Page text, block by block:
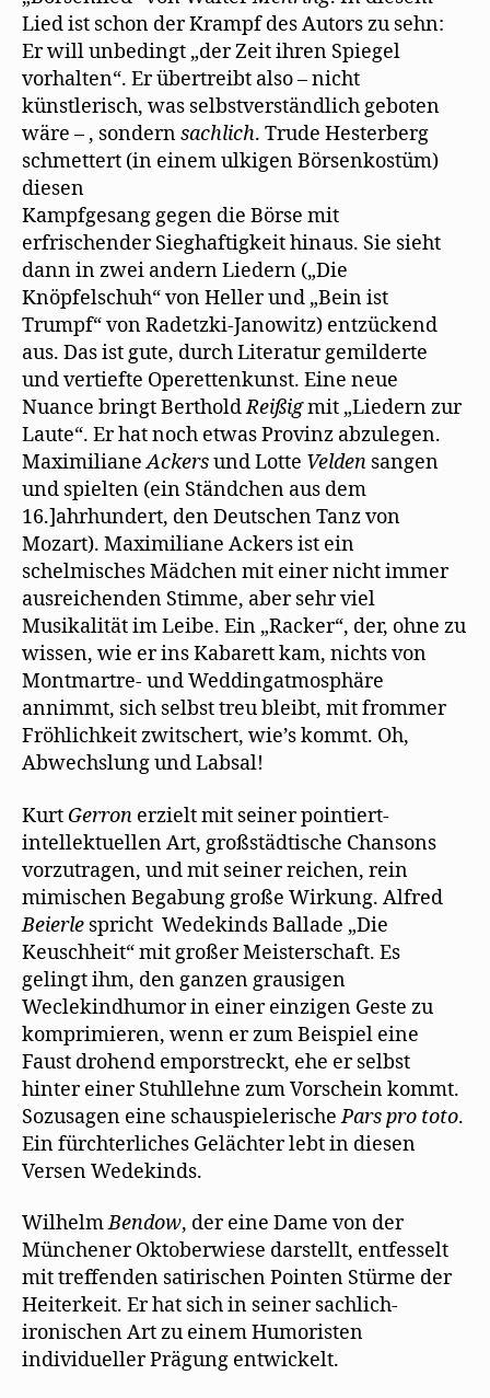
Lied ist schon der Krampf des Autors zu sehn:
Er will unbedingt „der Zeit ihren Spiegel
vorhalten“. Er übertreibt also – nicht
künstlerisch, was selbstverständlich geboten
wäre – , sondernsachlich. Trude Hesterberg
schmettert (in einem ulkigen Börsenkostüm)
diesen
Kampfgesang gegen die Börse mit
erfrischender Sieghaftigkeit hinaus. Sie sieht
dann in zwei andern Liedern („Die
Knöpfelschuh“ von Heller und „Bein ist
Trumpf“ von Radetzki-Janowitz) entzückend
aus. Das ist gute, durch Literatur gemilderte
und vertiefte Operettenkunst. Eine neue
Nuance bringt BertholdReißigmit „Liedern zur
Laute“. Er hat noch etwas Provinz abzulegen.
MaximilianeAckersund Lotte Velden sangen
und spielten (ein Ständchen aus dem
16.]ahrhundert, den Deutschen Tanz von
Mozart). Maximiliane Ackers ist ein
schelmisches Mädchen mit einer nicht immer
ausreichenden Stimme, aber sehr viel
Musikalität im Leibe. Ein „Racker“, der, ohne zu
wissen, wie er ins Kabarett kam, nichts von
Montmartre- und Weddingatmosphäre
annimmt, sich selbst treu bleibt, mit frommer
Fröhlichkeit zwitschert, wie’s kommt. Oh,
Abwechslung und Labsal!
Kurt Gerron erzielt mit seiner pointiert-
intellektuellen Art, großstädtische Chansons
vorzutragen, und mit seiner reichen, rein
mimischen Begabung große Wirkung. Alfred
Beierle spricht Wedekinds Ballade „Die
Keuschheit“ mit großer Meisterschaft. Es
gelingt ihm, den ganzen grausigen
Weclekindhumor in einer einzigen Geste zu
komprimieren, wenn er zum Beispiel eine
Faust drohend emporstreckt, ehe er selbst
hinter einer Stuhllehne zum Vorschein kommt.
Sozusagen eine schauspielerischePars pro toto.
Ein fürchterliches Gelächter lebt in diesen
Versen Wedekinds.
WilhelmBendow, der eine Dame von der
Münchener Oktoberwiese darstellt, entfesselt
mit treffenden satirischen Pointen Stürme der
Heiterkeit. Er hat sich in seiner sachlich-
ironischen Art zu einem Humoristen
individueller Prägung entwickelt.